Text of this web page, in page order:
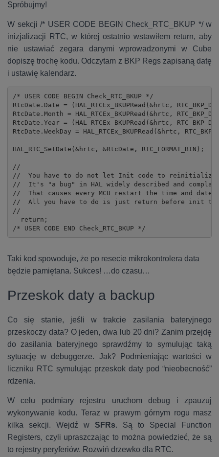
Spróbujmy!
W sekcji /* USER CODE BEGIN Check_RTC_BKUP */ w
inizjalizacji RTC, w której ostatnio wstawiłem return, aby
nie ustawiać zegara danymi wprowadzonymi w Cube
dopiszę trochę kodu. Odczytam z BKP Regs zapisaną datę
i ustawię kalendarz.
/* USER CODE BEGIN Check_RTC_BKUP */
RtcDate.Date = (HAL_RTCEx_BKUPRead(&hrtc,
RtcDate.Month = HAL_RTCEx_BKUPRead(&hrtc,
RtcDate.Year = (HAL_RTCEx_BKUPRead(&hrtc,
RtcDate.WeekDay = HAL_RTCEx_BKUPRead(&hrtc,
HAL_RTC_SetDate(&hrtc, &RtcDate, RTC_FORMAT_BIN);
//
//  You have to do not let Init code to reinitialize
//  It's "a bug" in HAL widely described and
//  That causes every MCU restart the time and date
//  All you have to do is just return before init
//
  return;
/* USER CODE END Check_RTC_BKUP */
Taki kod spowoduje, że po resecie mikrokontrolera data
będzie pamiętana. Sukces! …do czasu…
Przeskok daty a backup
Co się stanie, jeśli w trakcie zasilania bateryjnego
przeskoczy data? O jeden, dwa lub 20 dni? Zanim przejdę
do zasilania bateryjnego sprawdźmy to symulując taką
sytuację w debuggerze. Jak? Podmieniając wartości w
liczniku RTC symulując przeskok daty pod “nieobecność”
rdzenia.
W celu podmiary rejestru uruchom debug i zpauzuj
wykonywanie kodu. Teraz w prawym górnym rogu masz
kilka sekcji. Wejdź w SFRs. Są to Special Function
Registers, czyli upraszczając to można powiedzieć, że są
to rejestry peryferiów. Rozwiń drzewko dla RTC.